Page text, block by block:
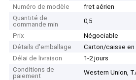
Numéro de modèle
fret aérien
Quantité de
commande min
0,5
Prix
Négociable
Détails d'emballage
Carton/caisse
Délai de livraison
1-2 jours
Conditions de
paiement
Western Union,